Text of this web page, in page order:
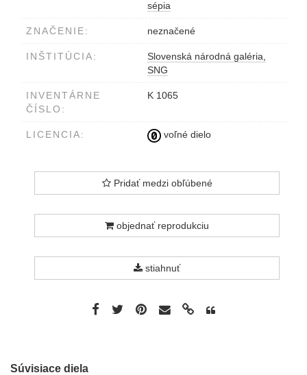
sépia
ZNAČENIE: neznačené
INŠTITÚCIA:
Slovenská národná galéria,
SNG
INVENTÁRNE
ČÍSLO:
K 1065
LICENCIA: voľné dielo
Pridať medzi obľúbené
objednať reprodukciu
stiahnuť
Súvisiace diela